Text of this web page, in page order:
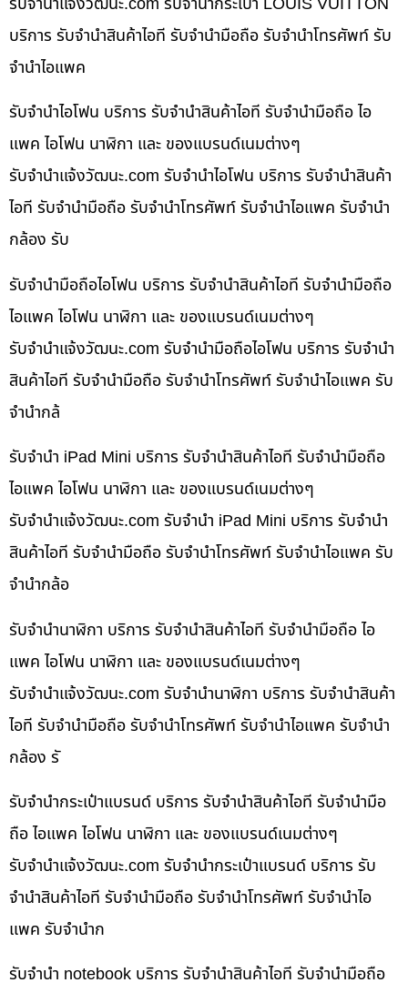
บริการ รับจำนำสินค้าไอที รับจำนำมือถือ รับจำนำโทรศัพท์ รับ
จำนำไอแพค
รับจำนำไอโฟน บริการ รับจำนำสินค้าไอที รับจำนำมือถือ ไอ
แพค ไอโฟน นาฬิกา และ ของแบรนด์เนมต่างๆ
รับจํานําแจ้งวัฒนะ.com รับจำนำไอโฟน บริการ รับจำนำสินค้า
ไอที รับจำนำมือถือ รับจำนำโทรศัพท์ รับจำนำไอแพค รับจำนำ
กล้อง รับ
รับจำนำมือถือไอโฟน บริการ รับจำนำสินค้าไอที รับจำนำมือถือ
ไอแพค ไอโฟน นาฬิกา และ ของแบรนด์เนมต่างๆ
รับจํานําแจ้งวัฒนะ.com รับจำนำมือถือไอโฟน บริการ รับจำนำ
สินค้าไอที รับจำนำมือถือ รับจำนำโทรศัพท์ รับจำนำไอแพค รับ
จำนำกล้
รับจำนำ iPad Mini บริการ รับจำนำสินค้าไอที รับจำนำมือถือ
ไอแพค ไอโฟน นาฬิกา และ ของแบรนด์เนมต่างๆ
รับจํานําแจ้งวัฒนะ.com รับจำนำ iPad Mini บริการ รับจำนำ
สินค้าไอที รับจำนำมือถือ รับจำนำโทรศัพท์ รับจำนำไอแพค รับ
จำนำกล้อ
รับจำนำนาฬิกา บริการ รับจำนำสินค้าไอที รับจำนำมือถือ ไอ
แพค ไอโฟน นาฬิกา และ ของแบรนด์เนมต่างๆ
รับจํานําแจ้งวัฒนะ.com รับจำนำนาฬิกา บริการ รับจำนำสินค้า
ไอที รับจำนำมือถือ รับจำนำโทรศัพท์ รับจำนำไอแพค รับจำนำ
กล้อง รั
รับจำนำกระเป๋าแบรนด์ บริการ รับจำนำสินค้าไอที รับจำนำมือ
ถือ ไอแพค ไอโฟน นาฬิกา และ ของแบรนด์เนมต่างๆ
รับจํานําแจ้งวัฒนะ.com รับจำนำกระเป๋าแบรนด์ บริการ รับ
จำนำสินค้าไอที รับจำนำมือถือ รับจำนำโทรศัพท์ รับจำนำไอ
แพค รับจำนำก
รับจำนำ notebook บริการ รับจำนำสินค้าไอที รับจำนำมือถือ